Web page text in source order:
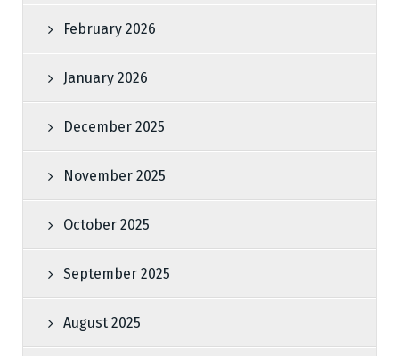
February 2026
January 2026
December 2025
November 2025
October 2025
September 2025
August 2025